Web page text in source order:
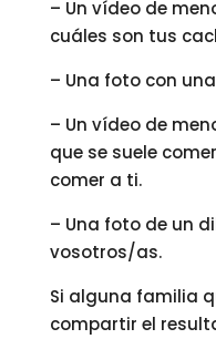
– Un vídeo de
cuáles son tus
– Una foto con
– Un vídeo de
que se suele
comer a ti.
– Una foto de un
vosotros/as.
Si alguna familia
compartir el